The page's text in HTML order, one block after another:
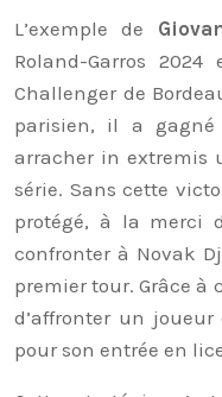
L’exemple de
Roland-Garros
Challenger de
parisien, il a
arracher in extremis
série. Sans cette
protégé, à la merci
confronter à Novak
premier tour. Grâce à
d’affronter un
pour son entrée en